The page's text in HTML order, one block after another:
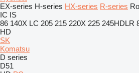
EX-series H-series HX-series R-series
IC IS
86 140X LC 205 215 220X 225 245HDLR
HD
SK
Komatsu
D series
D51